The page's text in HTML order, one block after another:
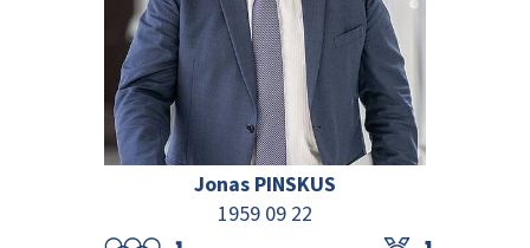
Jonas PINSKUS
1959 09 22